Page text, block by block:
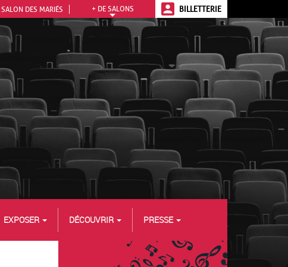
EXPOSER DÉCOUVRIR PRESSE
BILLETTERIE
SALON DES MARIÉS + DE SALONS